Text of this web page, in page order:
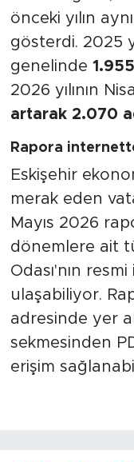
önceki yılın
gösterdi. 2025
genelinde
2026 yılının
artarak 2.070
Rapora
Eskişehir
merak eden
Mayıs 2026
dönemlere ait
Odası'nın
ulaşabiliyor.
adresinde yer
sekmesinden
erişim